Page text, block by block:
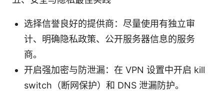
选择信誉良好的提供商：尽量使用有独立审
计、明确隐私政策、公开服务器信息的服务
商。
开启强加密与防泄漏：在 VPN 设置中开启 kill
switch（断网保护）和 DNS 泄漏防护。